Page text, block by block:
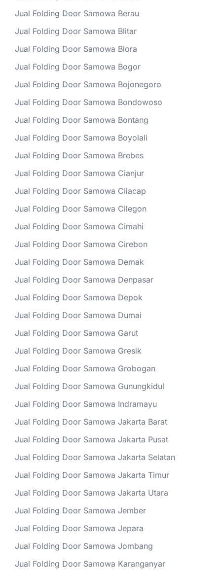
Jual Folding Door Samowa Berau
Jual Folding Door Samowa Blitar
Jual Folding Door Samowa Blora
Jual Folding Door Samowa Bogor
Jual Folding Door Samowa Bojonegoro
Jual Folding Door Samowa Bondowoso
Jual Folding Door Samowa Bontang
Jual Folding Door Samowa Boyolali
Jual Folding Door Samowa Brebes
Jual Folding Door Samowa Cianjur
Jual Folding Door Samowa Cilacap
Jual Folding Door Samowa Cilegon
Jual Folding Door Samowa Cimahi
Jual Folding Door Samowa Cirebon
Jual Folding Door Samowa Demak
Jual Folding Door Samowa Denpasar
Jual Folding Door Samowa Depok
Jual Folding Door Samowa Dumai
Jual Folding Door Samowa Garut
Jual Folding Door Samowa Gresik
Jual Folding Door Samowa Grobogan
Jual Folding Door Samowa Gunungkidul
Jual Folding Door Samowa Indramayu
Jual Folding Door Samowa Jakarta Barat
Jual Folding Door Samowa Jakarta Pusat
Jual Folding Door Samowa Jakarta Selatan
Jual Folding Door Samowa Jakarta Timur
Jual Folding Door Samowa Jakarta Utara
Jual Folding Door Samowa Jember
Jual Folding Door Samowa Jepara
Jual Folding Door Samowa Jombang
Jual Folding Door Samowa Karanganyar